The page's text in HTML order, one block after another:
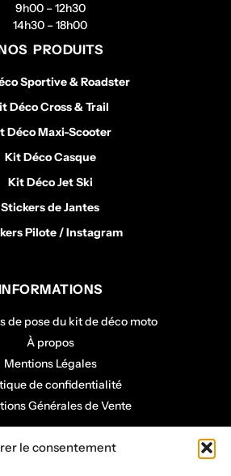
le consentement
9h00 – 12h30
14h30 – 18h00
PRODUITS
Sportive & Roadster
Déco Cross & Trail
Déco Maxi-Scooter
Kit Déco Casque
Kit Déco Jet Ski
Stickers de Jantes
Pilote / Instagram
de pose du kit de déco moto
À propos
Mentions Légales
de confidentialité
Générales de Vente
CLIENT